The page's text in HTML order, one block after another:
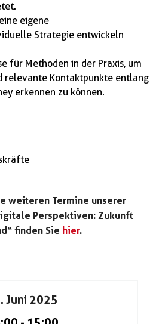
eigene
Strategie entwickeln
für Methoden in der Praxis, um
relevante Kontaktpunkte entlang
erkennen zu können.
weiteren Termine unserer
Perspektiven: Zukunft
finden Sie hier.
Juni 2025